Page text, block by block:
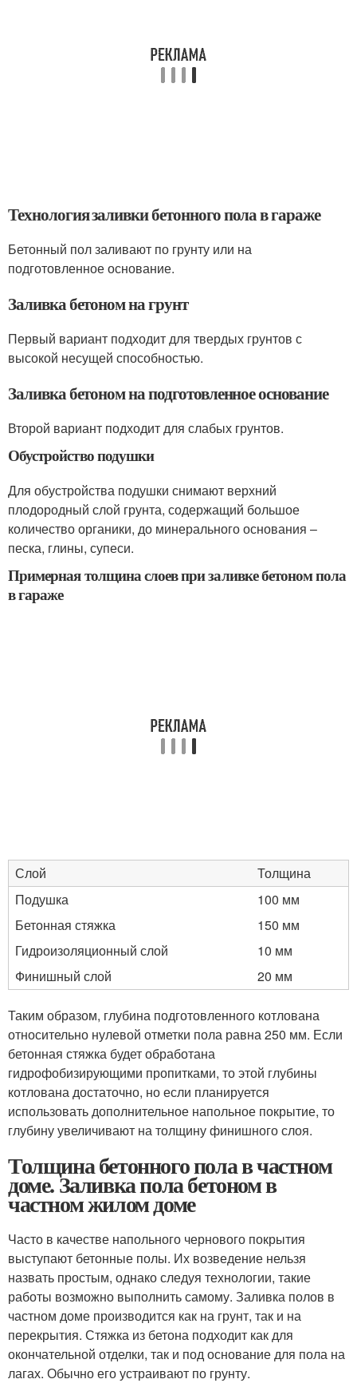
Технология заливки бетонного пола в гараже
Бетонный пол заливают по грунту или на
подготовленное основание.
Заливка бетоном на грунт
Первый вариант подходит для твердых грунтов с
высокой несущей способностью.
Заливка бетоном на подготовленное основание
Второй вариант подходит для слабых грунтов.
Обустройство подушки
Для обустройства подушки снимают верхний
плодородный слой грунта, содержащий большое
количество органики, до минерального основания –
песка, глины, супеси.
Примерная толщина слоев при заливке бетоном пола
в гараже
Слой
Толщина
Подушка
100 мм
Бетонная стяжка
150 мм
Гидроизоляционный слой
10 мм
Финишный слой
20 мм
Таким образом, глубина подготовленного котлована
относительно нулевой отметки пола равна 250 мм. Если
бетонная стяжка будет обработана
гидрофобизирующими пропитками, то этой глубины
котлована достаточно, но если планируется
использовать дополнительное напольное покрытие, то
глубину увеличивают на толщину финишного слоя.
Толщина бетонного пола в частном
доме. Заливка пола бетоном в
частном жилом доме
Часто в качестве напольного чернового покрытия
выступают бетонные полы. Их возведение нельзя
назвать простым, однако следуя технологии, такие
работы возможно выполнить самому. Заливка полов в
частном доме производится как на грунт, так и на
перекрытия. Стяжка из бетона подходит как для
окончательной отделки, так и под основание для пола на
лагах. Обычно его устраивают по грунту.